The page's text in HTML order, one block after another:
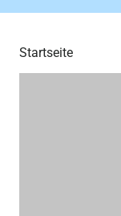
Startseite